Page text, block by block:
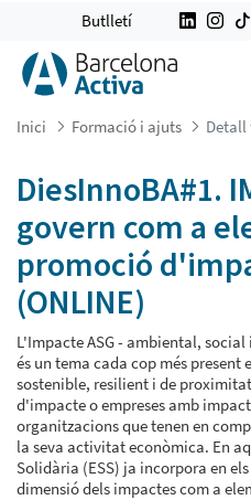
DIESINNOBA#1.
Butlletí
Inici Formació i ajuts
DiesInnoBA#1.
govern com a
promoció
(ONLINE)
L'Impacte ASG - ambiental, social
és un tema cada cop més present
sostenible, resilient i de
d'impacte o empreses amb
organitzacions que tenen en
la seva activitat econòmica. En
Solidària (ESS) ja incorpora en
dimensió dels impactes com a